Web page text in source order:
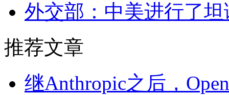
外交部：中美进行了
推荐文章
继Anthropic之后，